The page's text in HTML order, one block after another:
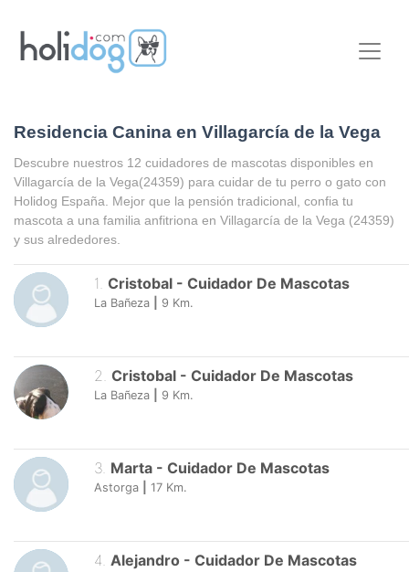
Residencia Canina en Villagarcía de la Vega
Descubre nuestros 12 cuidadores de mascotas disponibles en
Villagarcía de la Vega(24359) para cuidar de tu perro o gato con
Holidog España. Mejor que la pensión tradicional, confia tu
mascota a una familia anfitriona en Villagarcía de la Vega (24359)
y sus alrededores.
1 Cristobal - Cuidador De Mascotas
La Bañeza 9 Km.
2. Cristobal - Cuidador De Mascotas
La Bañeza 9 Km.
3. Marta - Cuidador De Mascotas
Astorga 17 Km.
4. Alejandro - Cuidador De Mascotas